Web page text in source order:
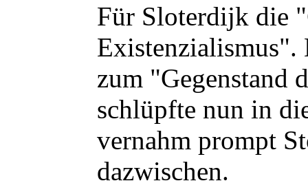
Für Sloterdijk die
zum "Gegenstand
schlüpfte nun in
vernahm prompt
dazwischen.